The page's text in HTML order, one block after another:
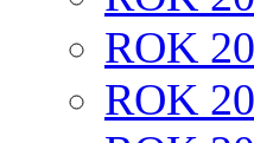
ROK
ROK